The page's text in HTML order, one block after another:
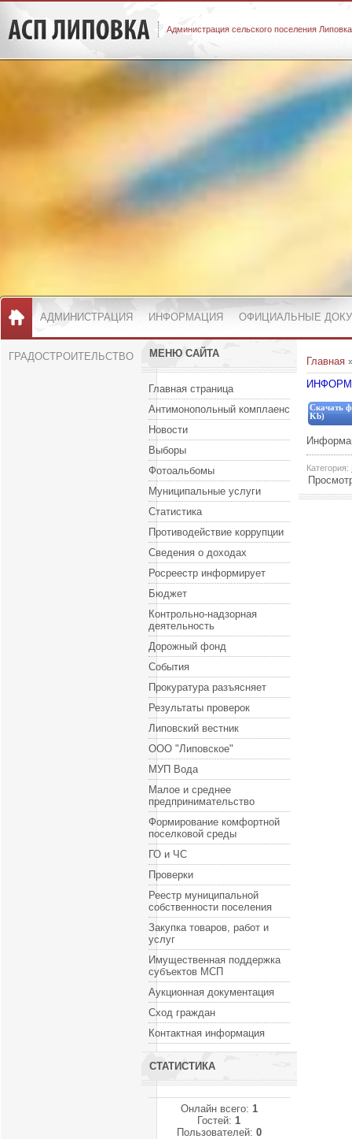
Администрация сельского поселения
АДМИНИСТРАЦИЯ ИНФОРМАЦИЯ ОФИЦИАЛЬНЫЕ
ГРАДОСТРОИТЕЛЬСТВО МЕНЮ САЙТА
Главная страница
Антимонопольный комплаенс
Новости
Выборы
Фотоальбомы
Муниципальные услуги
Статистика
Противодействие коррупции
Сведения о доходах
Росреестр информирует
Бюджет
Контрольно-надзорная
деятельность
Дорожный фонд
События
Прокуратура разъясняет
Результаты проверок
Липовский вестник
ООО "Липовское"
МУП Вода
Малое и среднее
предпринимательство
Формирование комфортной
поселковой среды
ГО и ЧС
Проверки
Реестр муниципальной
собственности поселения
Закупка товаров, работ и
услуг
Имущественная поддержка
субъектов МСП
Аукционная документация
Сход граждан
Контактная информация
СТАТИСТИКА
Онлайн всего: 1
Гостей:1
Пользователей: 0
Главная
Скачать
Kb)
Категория: